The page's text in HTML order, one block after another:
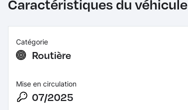
Caractéristiques du véhicule
Catégorie
Routière
Mise en circulation
07/2025